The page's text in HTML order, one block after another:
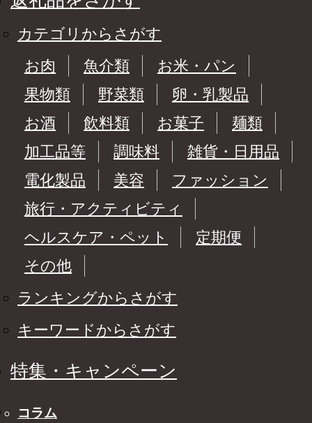
カテゴリからさがす
お肉
魚介類
お米・パン
果物類
野菜類
卵・乳製品
お酒
飲料類 お菓子
麺類
加工品等
調味料
雑貨・日用品
電化製品
美容
ファッション
旅行・アクティビティ
ヘルスケア・ペット
定期便
その他
ランキングからさがす
キーワードからさがす
特集・キャンペーン
コラム